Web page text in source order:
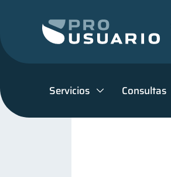
Servicios Consultas